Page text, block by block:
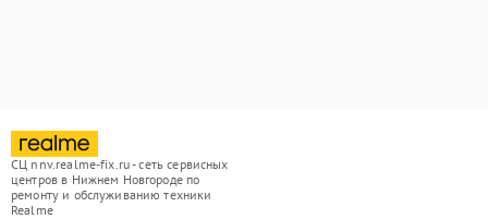
СЦ nnv.realme-fix.ru - сеть сервисных
центров в Нижнем Новгороде по
ремонту и обслуживанию техники
Realme